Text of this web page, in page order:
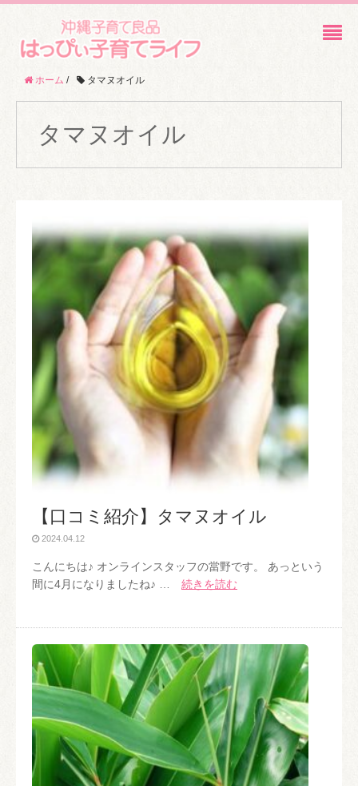
ホーム / タマヌオイル
タマヌオイル
【口コミ紹介】タマヌオイル
2024.04.12
こんにちは♪ オンラインスタッフの當野です。 あっという
間に4月になりましたね♪ … 続きを読む